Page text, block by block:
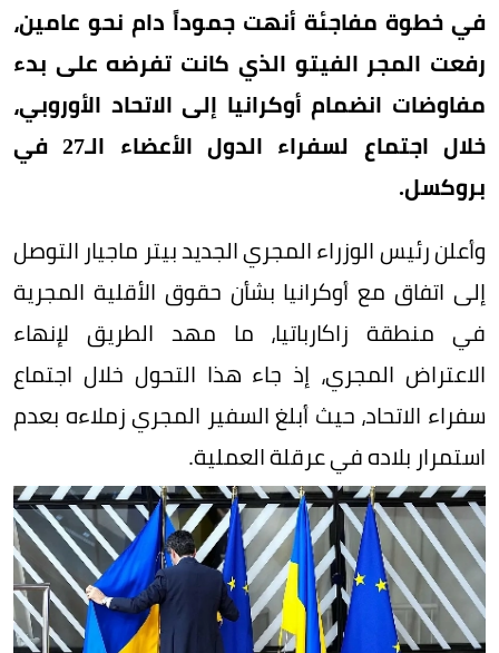
في خطوة مفاجئة أنهت جموداً دام نحو عامين،
رفعت المجر الفيتو الذي كانت تفرضه على بدء
مفاوضات انضمام أوكرانيا إلى الاتحاد الأوروبي،
خلال اجتماع لسفراء الدول الأعضاء الـ27 في
بروكسل.
وأعلن رئيس الوزراء المجري الجديد بيتر ماجيار التوصل
إلى اتفاق مع أوكرانيا بشأن حقوق الأقلية المجرية
في منطقة زاكارباتيا، ما مهد الطريق لإنهاء
الاعتراض المجري، إذ جاء هذا التحول خلال اجتماع
سفراء الاتحاد، حيث أبلغ السفير المجري زملاءه بعدم
استمرار بلاده في عرقلة العملية.